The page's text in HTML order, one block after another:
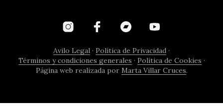
Avilo Legal · Política de Privacidad ·
Términos y condiciones generales · Política de Cookies ·
Página web realizada por Marta Villar Cruces.